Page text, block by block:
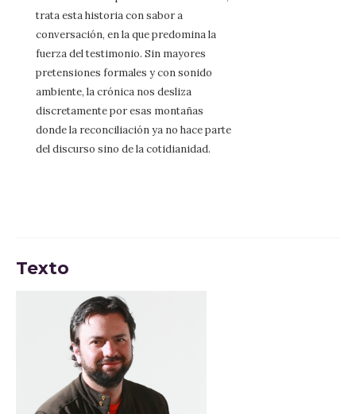
trata esta historia con sabor a
conversación, en la que predomina la
fuerza del testimonio. Sin mayores
pretensiones formales y con sonido
ambiente, la crónica nos desliza
discretamente por esas montañas
donde la reconciliación ya no hace parte
del discurso sino de la cotidianidad.
Texto